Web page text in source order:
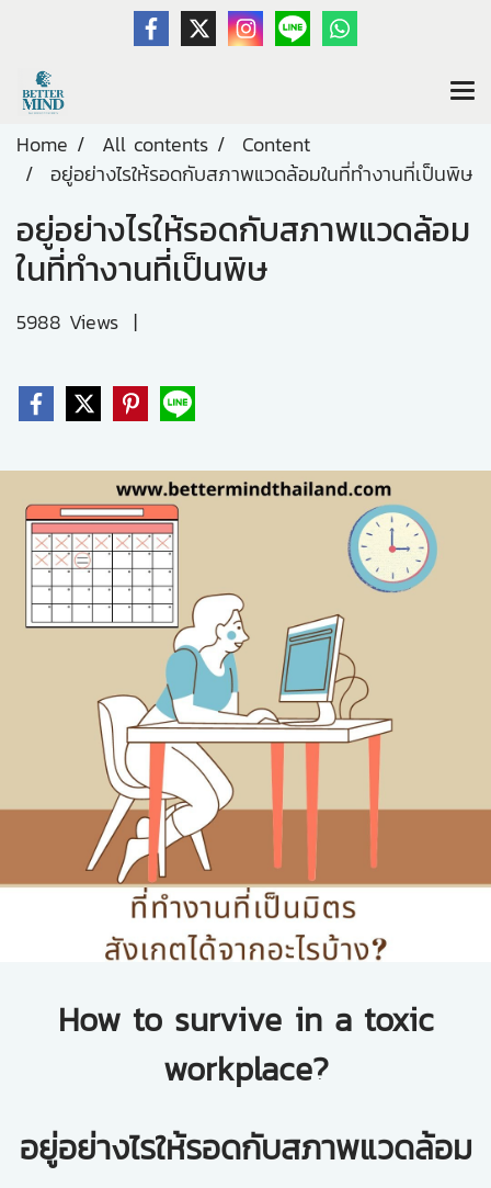
Home All contents
Content
อยู่อย่างไรให้รอดกับสภาพแวดล้อมในที่ทำงานที่เป็นพิษ
อยู่อย่างไรให้รอดกับสภาพแวดล้อม
ในที่ทำงานที่เป็นพิษ
5988 Views |
How to survive in a toxic
workplace?
อยู่อย่างไรให้รอดกับสภาพแวดล้อม